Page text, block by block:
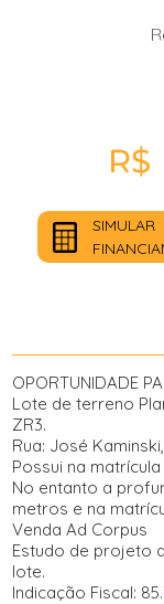
SIMULAR
OPORTUNIDADE
Lote de terreno
ZR3.
Rua: José Kaminski,
Possui na
No entanto a
metros e na
Venda Ad Corpus
Estudo de projeto
lote.
Indicação Fiscal: